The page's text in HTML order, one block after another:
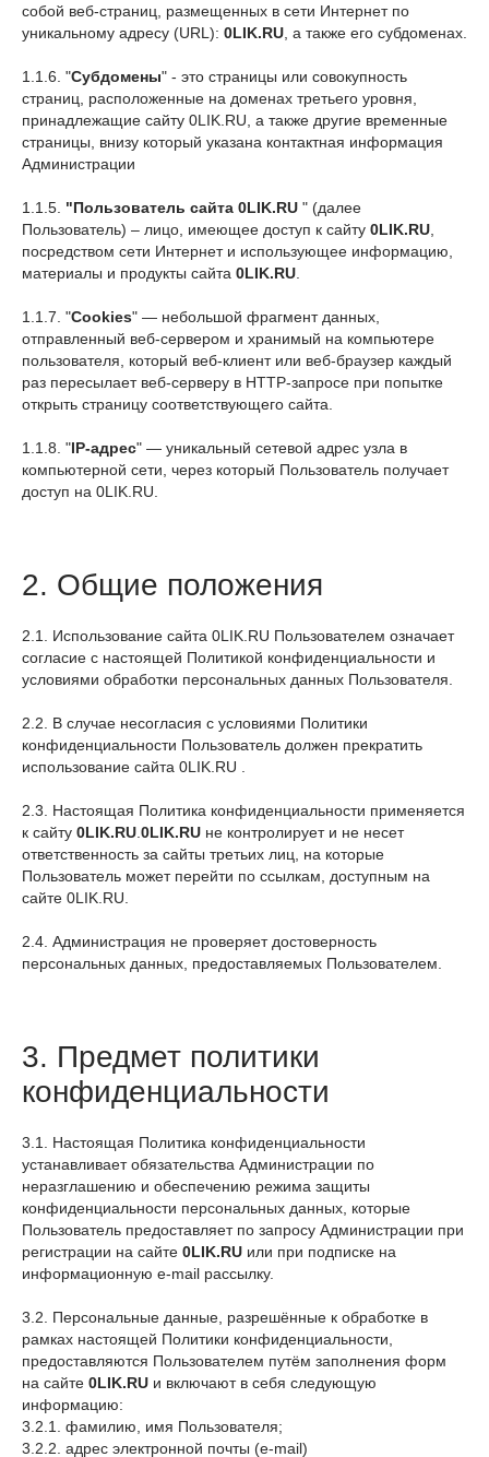
собой веб-страниц, размещенных в сети Интернет по
уникальному адресу (URL): 0LIK.RU, а также его субдоменах.
1.1.6. "Субдомены" - это страницы или совокупность
страниц, расположенные на доменах третьего уровня,
принадлежащие сайту 0LIK.RU, а также другие временные
страницы, внизу который указана контактная информация
Администрации
1.1.5. "Пользователь сайта 0LIK.RU " (далее
Пользователь) – лицо, имеющее доступ к сайту 0LIK.RU,
посредством сети Интернет и использующее информацию,
материалы и продукты сайта 0LIK.RU.
1.1.7. "Cookies" — небольшой фрагмент данных,
отправленный веб-сервером и хранимый на компьютере
пользователя, который веб-клиент или веб-браузер каждый
раз пересылает веб-серверу в HTTP-запросе при попытке
открыть страницу соответствующего сайта.
1.1.8. "IP-адрес" — уникальный сетевой адрес узла в
компьютерной сети, через который Пользователь получает
доступ на 0LIK.RU.
2. Общие положения
2.1. Использование сайта 0LIK.RU Пользователем означает
согласие с настоящей Политикой конфиденциальности и
условиями обработки персональных данных Пользователя.
2.2. В случае несогласия с условиями Политики
конфиденциальности Пользователь должен прекратить
использование сайта 0LIK.RU .
2.3. Настоящая Политика конфиденциальности применяется
к сайту 0LIK.RU.0LIK.RU не контролирует и не несет
ответственность за сайты третьих лиц, на которые
Пользователь может перейти по ссылкам, доступным на
сайте 0LIK.RU.
2.4. Администрация не проверяет достоверность
персональных данных, предоставляемых Пользователем.
3. Предмет политики
конфиденциальности
3.1. Настоящая Политика конфиденциальности
устанавливает обязательства Администрации по
неразглашению и обеспечению режима защиты
конфиденциальности персональных данных, которые
Пользователь предоставляет по запросу Администрации при
регистрации на сайте 0LIK.RU или при подписке на
информационную e-mail рассылку.
3.2. Персональные данные, разрешённые к обработке в
рамках настоящей Политики конфиденциальности,
предоставляются Пользователем путём заполнения форм
на сайте 0LIK.RU и включают в себя следующую
информацию:
3.2.1. фамилию, имя Пользователя;
3.2.2. адрес электронной почты (e-mail)